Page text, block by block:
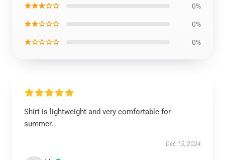
★★★☆☆ 0%
★★☆☆☆ 0%
★☆☆☆☆ 0%
Shirt is lightweight and very comfortable for
summer..
Dec 15, 2024